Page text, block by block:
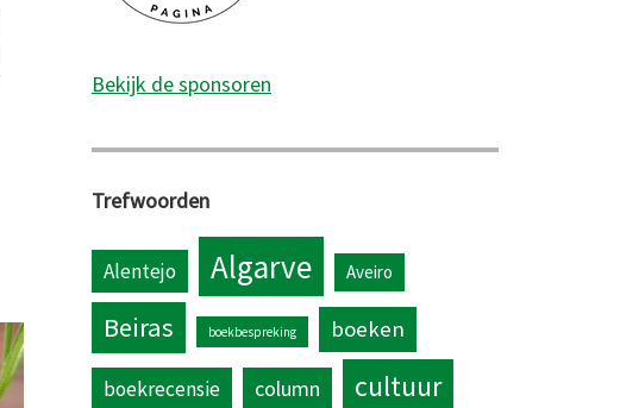
Bekijk de sponsoren
Trefwoorden
Alentejo Algarve Aveiro
Beiras boekbespreking boeken
boekrecensie column cultuur